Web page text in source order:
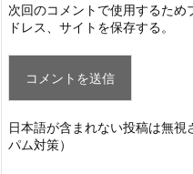
次回のコメントで使用するた
ドレス、サイトを保存する。
日本語が含まれない投稿は無
パム対策）